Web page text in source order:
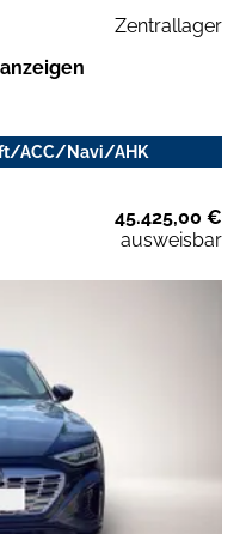
Zentrallager
ACC/Navi/AHK
45.425,00 €
ausweisbar